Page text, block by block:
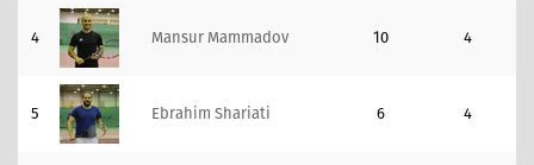
4 Mansur Mammadov 10 4
5 Ebrahim Shariati 6 4